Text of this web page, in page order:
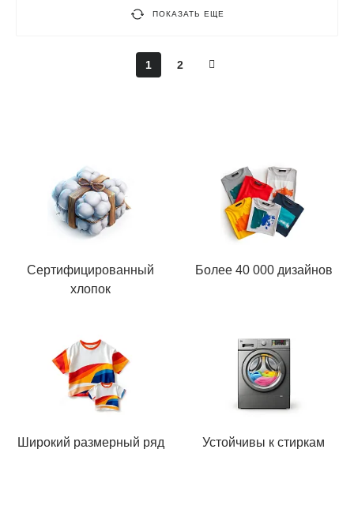
ПОКАЗАТЬ ЕЩЕ
1 2
Сертифицированный
хлопок
Более 40 000 дизайнов
Широкий размерный ряд Устойчивы к стиркам